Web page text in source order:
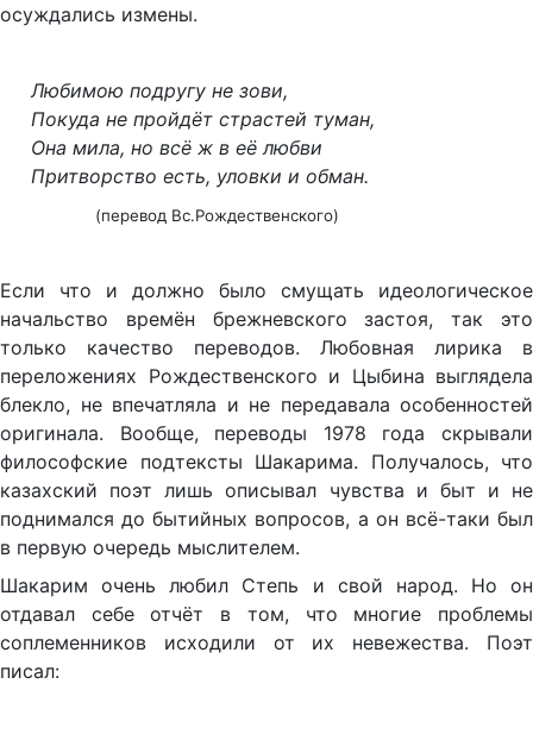
осуждались измены.
Любимою подругу не зови,
Покуда не пройдёт страстей туман,
Она мила, но всё ж в её любви
Притворство есть, уловки и обман.
(перевод Вс.Рождественского)
Если что и должно было смущать идеологическое
начальство времён брежневского застоя, так это
только качество переводов. Любовная лирика в
переложениях Рождественского и Цыбина выглядела
блекло, не впечатляла и не передавала особенностей
оригинала. Вообще, переводы 1978 года скрывали
философские подтексты Шакарима. Получалось, что
казахский поэт лишь описывал чувства и быт и не
поднимался до бытийных вопросов, а он всё-таки был
в первую очередь мыслителем.
Шакарим очень любил Степь и свой народ. Но он
отдавал себе отчёт в том, что многие проблемы
соплеменников исходили от их невежества. Поэт
писал: